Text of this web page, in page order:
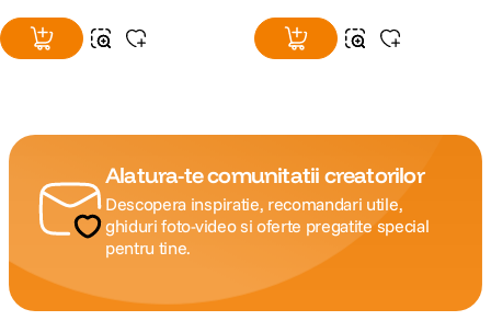
Alatura-te comunitatii creatorilor
Descopera inspiratie, recomandari utile,
ghiduri foto-video si oferte pregatite special
pentru tine.